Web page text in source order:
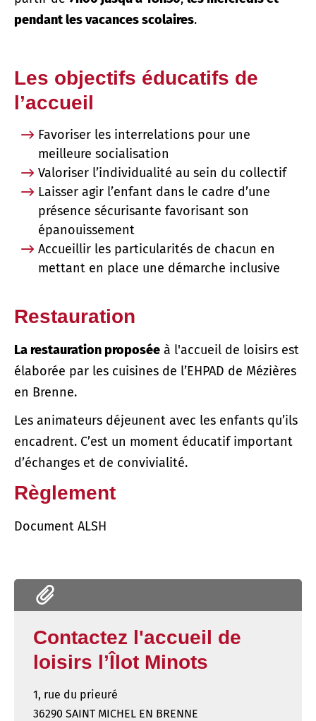
pendant les vacances scolaires.
Les objectifs éducatifs de
l’accueil
Favoriser les interrelations pour une
meilleure socialisation
Valoriser l’individualité au sein du collectif
Laisser agir l’enfant dans le cadre d’une
présence sécurisante favorisant son
épanouissement
Accueillir les particularités de chacun en
mettant en place une démarche inclusive
Restauration
La restauration proposée à l'accueil de loisirs est
élaborée par les cuisines de l’EHPAD de Mézières
en Brenne.
Les animateurs déjeunent avec les enfants qu’ils
encadrent. C’est un moment éducatif important
d’échanges et de convivialité.
Règlement
Document ALSH
Contactez l'accueil de
loisirs l’Îlot Minots
1, rue du prieuré
36290 SAINT MICHEL EN BRENNE